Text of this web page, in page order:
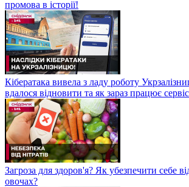
промова в історії!
Кібератака вивела з ладу роботу
вдалося відновити та як зараз працює
Загроза для здоров'я? Як убезпечити себе
овочах?